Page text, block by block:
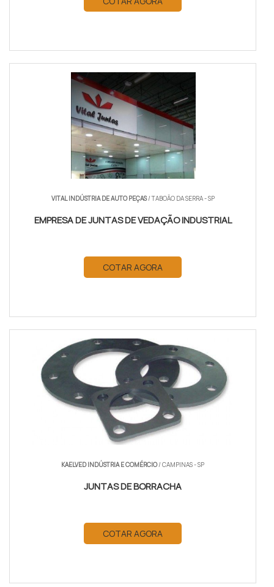
VITAL INDÚSTRIA DE AUTO PEÇAS/ TABOÃO DA SERRA - SP
EMPRESA DE JUNTAS DE VEDAÇÃO INDUSTRIAL
COTAR AGORA
KAELVED INDÚSTRIA E COMÉRCIO/ CAMPINAS - SP
JUNTAS DE BORRACHA
COTAR AGORA